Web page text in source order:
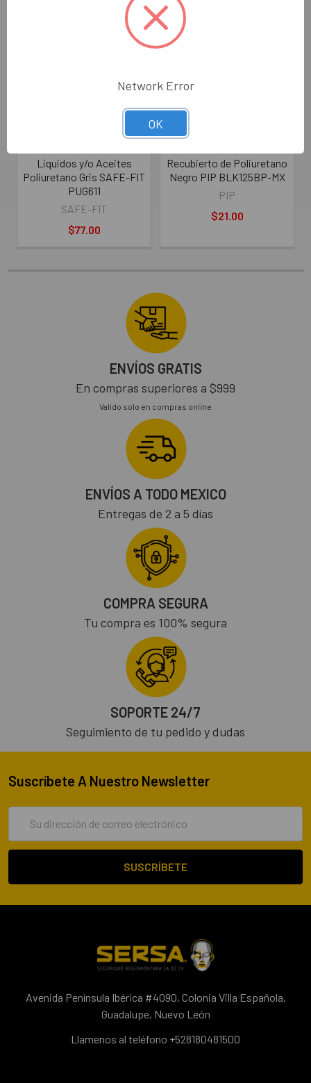
Liquidos y/o Aceites
Poliuretano Gris SAFE-FIT
PUG611
SAFE-FIT
$77.00
Recubierto de Poliuretano
Negro PIP BLK125BP-MX
PIP
$21.00
ENVÍOS GRATIS
En compras superiores a $999
Valido solo en compras online
ENVÍOS A TODO MEXICO
Entregas de 2 a 5 días
COMPRA SEGURA
Tu compra es 100% segura
SOPORTE 24/7
Seguimiento de tu pedido y dudas
Suscríbete A Nuestro Newsletter
correo
Avenida Península Ibérica #4090, Colonia Villa Española,
Guadalupe, Nuevo León
Llamenos al teléfono +528180481500
Network Error
OK